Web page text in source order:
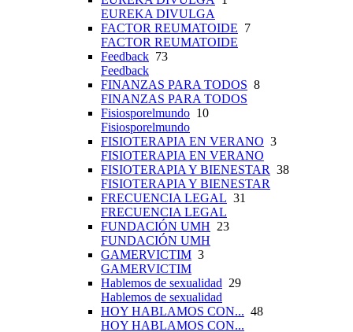
EUREKA DIVULGA
FACTOR REUMATOIDE 7
FACTOR REUMATOIDE
Feedback 73
Feedback
FINANZAS PARA TODOS 8
FINANZAS PARA TODOS
Fisiosporelmundo 10
Fisiosporelmundo
FISIOTERAPIA EN VERANO 3
FISIOTERAPIA EN VERANO
FISIOTERAPIA Y BIENESTAR 38
FISIOTERAPIA Y BIENESTAR
FRECUENCIA LEGAL 31
FRECUENCIA LEGAL
FUNDACIÓN UMH 23
FUNDACIÓN UMH
GAMERVICTIM 3
GAMERVICTIM
Hablemos de sexualidad 29
Hablemos de sexualidad
HOY HABLAMOS CON... 48
HOY HABLAMOS CON...